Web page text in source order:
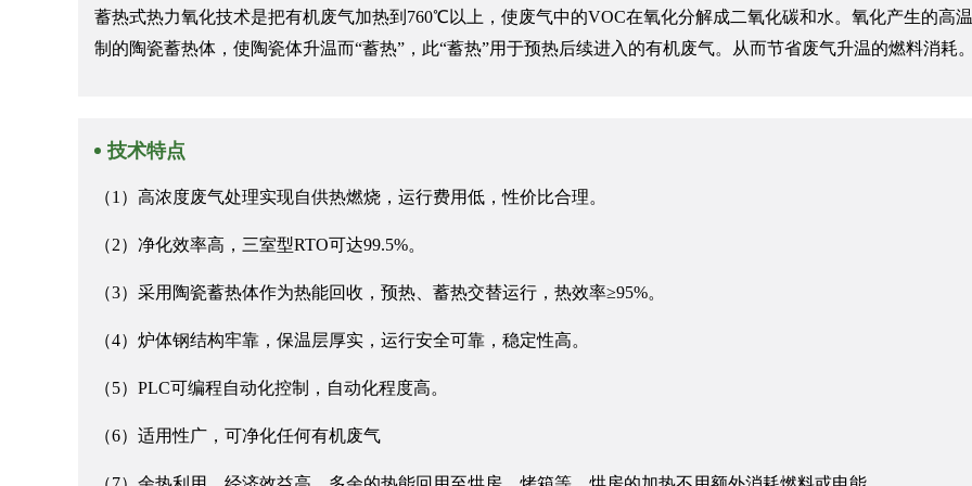
蓄热式热力氧化技术是把有机废气加热到760℃以上，使废气中的VOC在氧化分解成二氧化碳和水。氧化产生的高
制的陶瓷蓄热体，使陶瓷体升温而“蓄热”，此“蓄热”用于预热后续进入的有机废气。从而节省废气升温的燃料消耗。
技术特点
（1）高浓度废气处理实现自供热燃烧，运行费用低，性价比合理。
（2）净化效率高，三室型RTO可达99.5%。
（3）采用陶瓷蓄热体作为热能回收，预热、蓄热交替运行，热效率≥95%。
（4）炉体钢结构牢靠，保温层厚实，运行安全可靠，稳定性高。
（5）PLC可编程自动化控制，自动化程度高。
（6）适用性广，可净化任何有机废气